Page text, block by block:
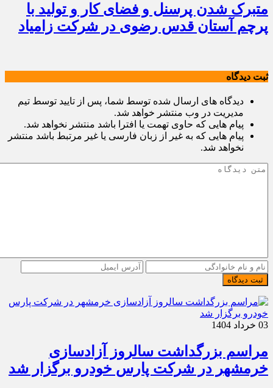
متبرک شدن پرسنل و فضای کار و تولید با
پرچم آستان قدس رضوی در شرکت زامیاد
ثبت دیدگاه
دیدگاه های ارسال شده توسط شما، پس از تایید توسط تیم
مدیریت در وب منتشر خواهد شد.
پیام هایی که حاوی تهمت یا افترا باشد منتشر نخواهد شد.
پیام هایی که به غیر از زبان فارسی یا غیر مرتبط باشد منتشر
نخواهد شد.
ثبت دیدگاه
03 خرداد 1404
مراسم بزرگداشت سالروز آزادسازی
خرمشهر در شرکت پارس خودرو برگزار شد